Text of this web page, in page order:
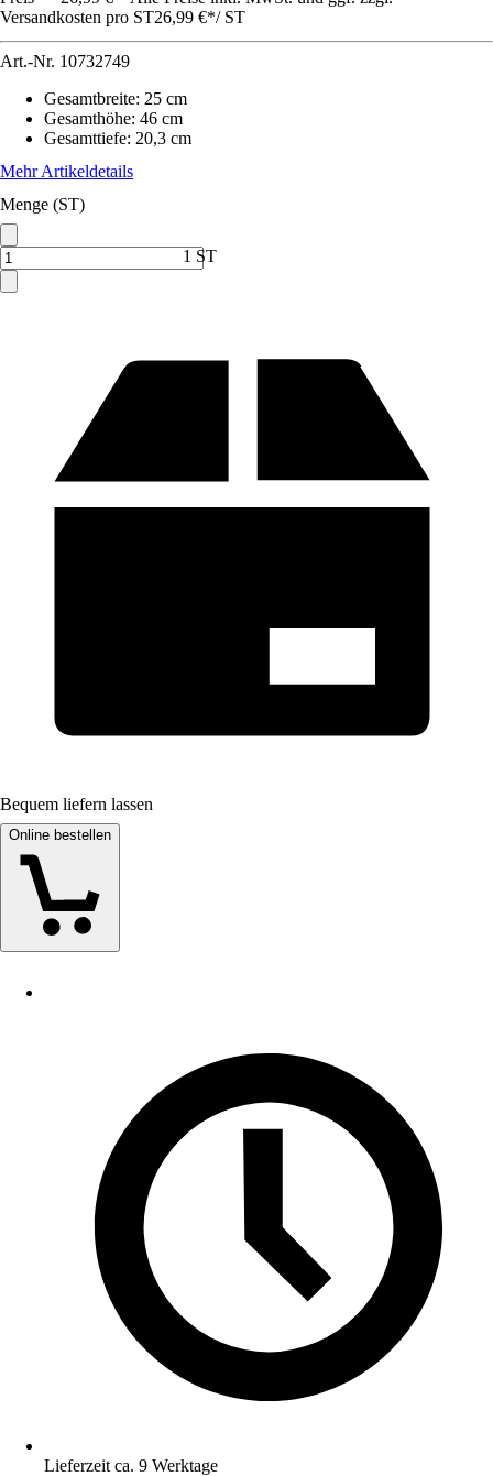
Versandkosten pro ST26,99 €*/ ST
Art.-Nr. 10732749
Gesamtbreite: 25 cm
Gesamthöhe: 46 cm
Gesamttiefe: 20,3 cm
Mehr Artikeldetails
Menge (ST)
1 ST
Bequem liefern lassen
Online bestellen
Lieferzeit ca. 9 Werktage